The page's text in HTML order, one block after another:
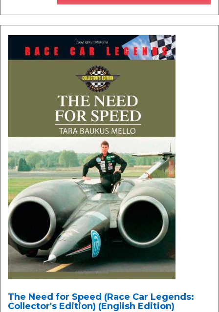
The Need for Speed (Race Car Legends:
Collector's Edition) (English Edition)